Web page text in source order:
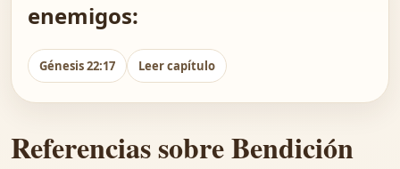
enemigos:
Génesis 22:17 Leer capítulo
Referencias sobre Bendición